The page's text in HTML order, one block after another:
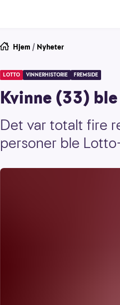
Hjem / Nyheter
LOTTO VINNERHISTORIE FREMSIDE
Kvinne (33)
Det var totalt fire
personer ble